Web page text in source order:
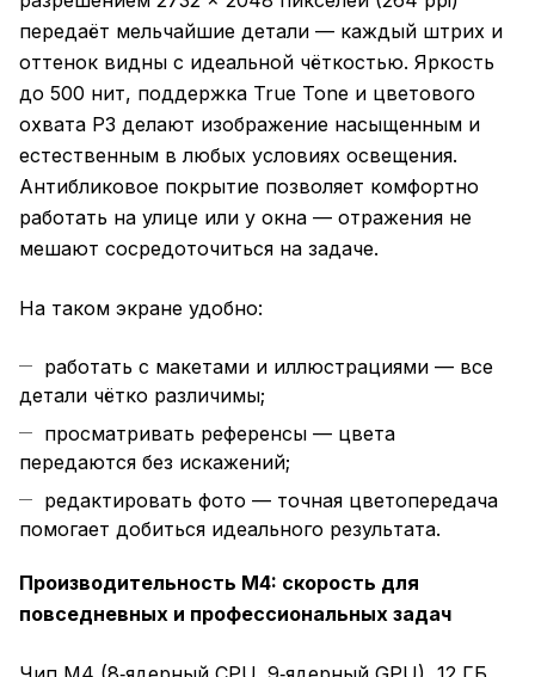
передаёт мельчайшие детали — каждый штрих и
оттенок видны с идеальной чёткостью. Яркость
до 500 нит, поддержка True Tone и цветового
охвата P3 делают изображение насыщенным и
естественным в любых условиях освещения.
Антибликовое покрытие позволяет комфортно
работать на улице или у окна — отражения не
мешают сосредоточиться на задаче.
На таком экране удобно:
работать с макетами и иллюстрациями — все
детали чётко различимы;
просматривать референсы — цвета
передаются без искажений;
редактировать фото — точная цветопередача
помогает добиться идеального результата.
Производительность M4: скорость для
повседневных и профессиональных задач